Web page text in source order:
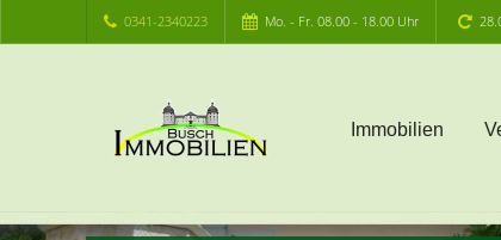
0341-2340223 Mo. - Fr. 08.00 - 18.00 Uhr
Immobilien